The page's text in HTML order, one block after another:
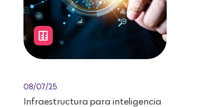
08/07/25
Infraestructura para inteligencia